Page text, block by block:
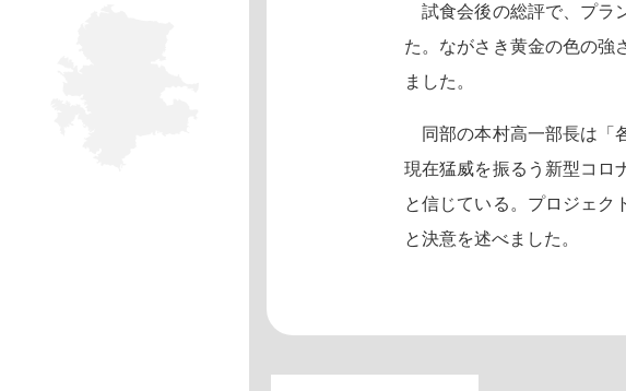
試食会後の総評で、プラ
た。ながさき黄金の色の強
ました。
同部の本村高一部長は「
現在猛威を振るう新型コロ
と信じている。プロジェク
と決意を述べました。